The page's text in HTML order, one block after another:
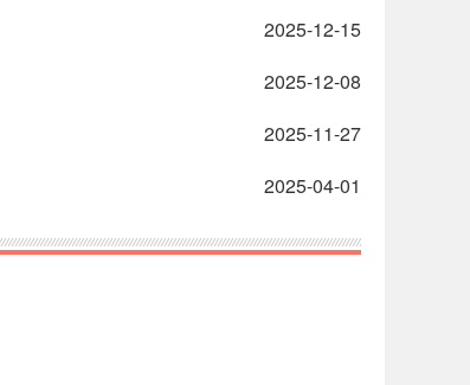
2025-12-15
2025-12-08
2025-11-27
2025-04-01